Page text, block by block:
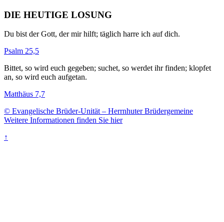
DIE HEUTIGE LOSUNG
Du bist der Gott, der mir hilft; täglich harre ich auf dich.
Psalm 25,5
Bittet, so wird euch gegeben; suchet, so werdet ihr finden; klopfet
an, so wird euch aufgetan.
Matthäus 7,7
© Evangelische Brüder-Unität – Herrnhuter Brüdergemeine
Weitere Informationen finden Sie hier
↑